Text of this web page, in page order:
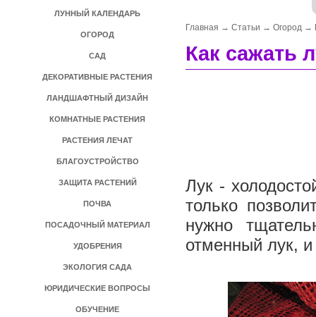
ЛУННЫЙ КАЛЕНДАРЬ
ОГОРОД
САД
ДЕКОРАТИВНЫЕ РАСТЕНИЯ
ЛАНДШАФТНЫЙ ДИЗАЙН
КОМНАТНЫЕ РАСТЕНИЯ
РАСТЕНИЯ ЛЕЧАТ
БЛАГОУСТРОЙСТВО
ЗАЩИТА РАСТЕНИЙ
ПОЧВА
ПОСАДОЧНЫЙ МАТЕРИАЛ
УДОБРЕНИЯ
ЭКОЛОГИЯ САДА
ЮРИДИЧЕСКИЕ ВОПРОСЫ
ОБУЧЕНИЕ
Главная → Статьи → Огород →
Как сажать
Лук -
только
нужно
отменный лук,